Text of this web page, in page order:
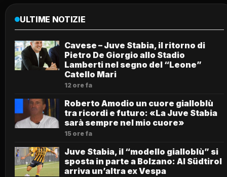
ULTIME NOTIZIE
Cavese – Juve Stabia, il ritorno di
Pietro De Giorgio allo Stadio
Lamberti nel segno del “Leone”
Catello Mari
12 ore fa
Roberto Amodio un cuore gialloblù
tra ricordi e futuro: «La Juve Stabia
sarà sempre nel mio cuore»
15 ore fa
Juve Stabia, il “modello gialloblù” si
sposta in parte a Bolzano: Al Südtirol
arriva un’altra ex Vespa